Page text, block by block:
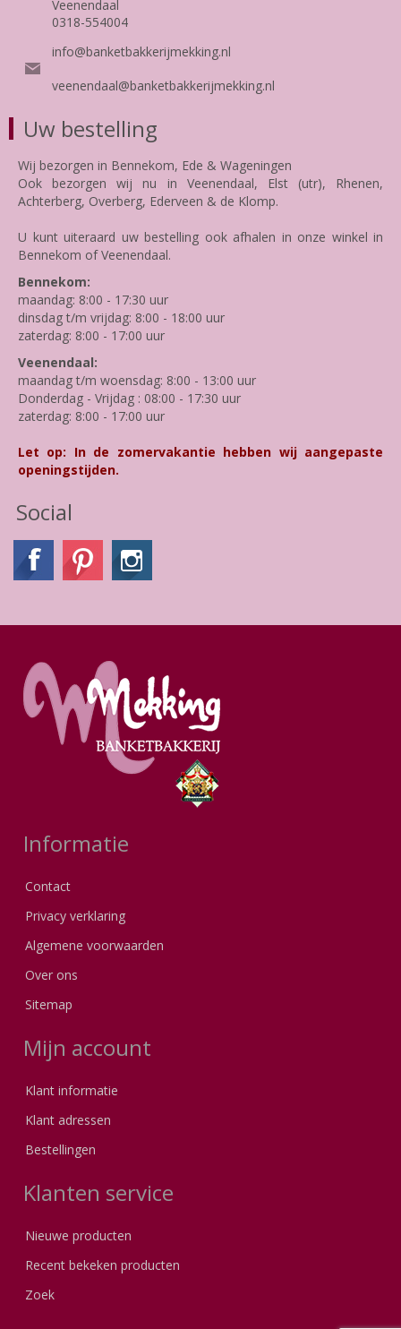
Veenendaal
0318-554004
info@banketbakkerijmekking.nl
veenendaal@banketbakkerijmekking.nl
Uw bestelling
Wij bezorgen in Bennekom, Ede & Wageningen
Ook bezorgen wij nu in Veenendaal, Elst (utr), Rhenen,
Achterberg, Overberg, Ederveen & de Klomp.
U kunt uiteraard uw bestelling ook afhalen in onze winkel in
Bennekom of Veenendaal.
Bennekom:
maandag: 8:00 - 17:30 uur
dinsdag t/m vrijdag: 8:00 - 18:00 uur
zaterdag: 8:00 - 17:00 uur
Veenendaal:
maandag t/m woensdag: 8:00 - 13:00 uur
Donderdag - Vrijdag : 08:00 - 17:30 uur
zaterdag: 8:00 - 17:00 uur
Let op: In de zomervakantie hebben wij aangepaste
openingstijden.
Social
Informatie
Contact
Privacy verklaring
Algemene voorwaarden
Over ons
Sitemap
Mijn account
Klant informatie
Klant adressen
Bestellingen
Klanten service
Nieuwe producten
Recent bekeken producten
Zoek